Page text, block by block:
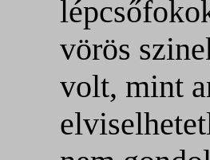
vörös
volt, mint